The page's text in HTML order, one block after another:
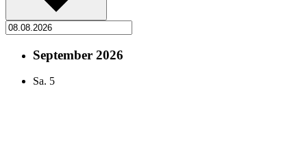
September 2026
Sa. 5